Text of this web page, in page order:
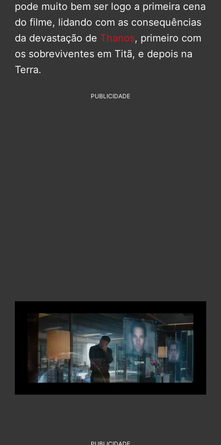
pode muito bem ser logo a primeira cena
do filme, lidando com as consequências
da devastação de Thanos, primeiro com
os sobreviventes em Titã, e depois na
Terra.
PUBLICIDADE